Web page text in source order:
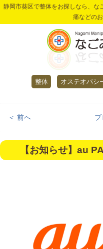
静岡市葵区で整体をお探しなら、な
痛などの
整体 オステオパシ
＜ 前へ
【お知らせ】au